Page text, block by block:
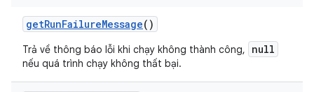
getRunFailureMessage()
Trả về thông báo lỗi khi chạy không thành công, null
nếu quá trình chạy không thất bại.